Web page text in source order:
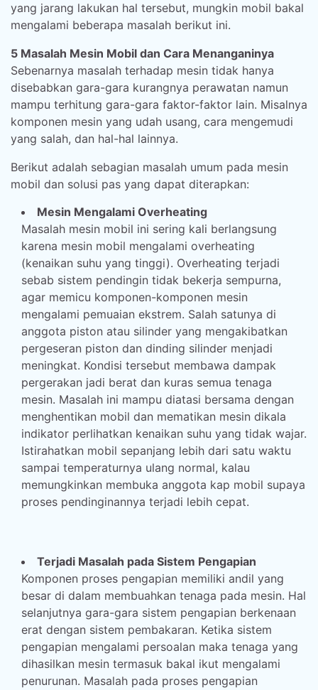
yang jarang lakukan hal tersebut, mungkin mobil bakal
mengalami beberapa masalah berikut ini.
5 Masalah Mesin Mobil dan Cara Menanganinya
Sebenarnya masalah terhadap mesin tidak hanya
disebabkan gara-gara kurangnya perawatan namun
mampu terhitung gara-gara faktor-faktor lain. Misalnya
komponen mesin yang udah usang, cara mengemudi
yang salah, dan hal-hal lainnya.
Berikut adalah sebagian masalah umum pada mesin
mobil dan solusi pas yang dapat diterapkan:
Mesin Mengalami Overheating
Masalah mesin mobil ini sering kali berlangsung
karena mesin mobil mengalami overheating
(kenaikan suhu yang tinggi). Overheating terjadi
sebab sistem pendingin tidak bekerja sempurna,
agar memicu komponen-komponen mesin
mengalami pemuaian ekstrem. Salah satunya di
anggota piston atau silinder yang mengakibatkan
pergeseran piston dan dinding silinder menjadi
meningkat. Kondisi tersebut membawa dampak
pergerakan jadi berat dan kuras semua tenaga
mesin. Masalah ini mampu diatasi bersama dengan
menghentikan mobil dan mematikan mesin dikala
indikator perlihatkan kenaikan suhu yang tidak wajar.
Istirahatkan mobil sepanjang lebih dari satu waktu
sampai temperaturnya ulang normal, kalau
memungkinkan membuka anggota kap mobil supaya
proses pendinginannya terjadi lebih cepat.
Terjadi Masalah pada Sistem Pengapian
Komponen proses pengapian memiliki andil yang
besar di dalam membuahkan tenaga pada mesin. Hal
selanjutnya gara-gara sistem pengapian berkenaan
erat dengan sistem pembakaran. Ketika sistem
pengapian mengalami persoalan maka tenaga yang
dihasilkan mesin termasuk bakal ikut mengalami
penurunan. Masalah pada proses pengapian